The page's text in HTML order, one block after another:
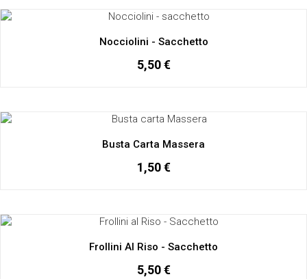
Nocciolini - Sacchetto
5,50 €
Busta Carta Massera
1,50 €
Frollini Al Riso - Sacchetto
5,50 €